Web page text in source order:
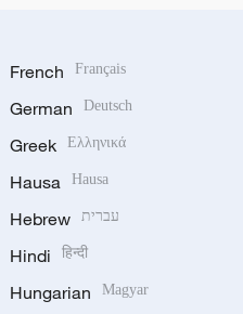
French Français
German Deutsch
Greek Ελληνικά
Hausa Hausa
Hebrew עברית
Hindi हिन्दी
Hungarian Magyar